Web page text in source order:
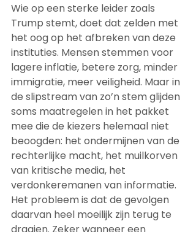
Wie op een sterke leider zoals
Trump stemt, doet dat zelden met
het oog op het afbreken van deze
instituties. Mensen stemmen voor
lagere inflatie, betere zorg, minder
immigratie, meer veiligheid. Maar in
de slipstream van zo’n stem glijden
soms maatregelen in het pakket
mee die de kiezers helemaal niet
beoogden: het ondermijnen van de
rechterlijke macht, het muilkorven
van kritische media, het
verdonkeremanen van informatie.
Het probleem is dat de gevolgen
daarvan heel moeilijk zijn terug te